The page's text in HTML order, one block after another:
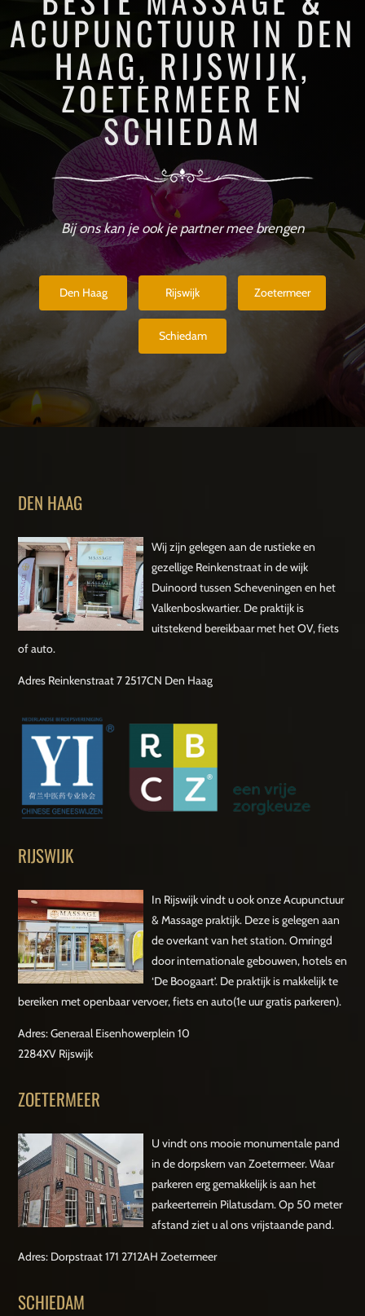
ACUPUNCTUUR IN DEN
HAAG, RIJSWIJK,
ZOETERMEER EN
SCHIEDAM
Bij ons kan je ook je partner mee brengen
Den Haag Rijswijk Zoetermeer
Schiedam
DEN HAAG
Wij zijn gelegen aan de rustieke en
gezellige Reinkenstraat in de wijk
Duinoord tussen Scheveningen en het
Valkenboskwartier. De praktijk is
uitstekend bereikbaar met het OV, fiets
of auto.
Adres Reinkenstraat 7 2517CN Den Haag
RIJSWIJK
In Rijswijk vindt u ook onze Acupunctuur
& Massage praktijk. Deze is gelegen aan
de overkant van het station. Omringd
door internationale gebouwen, hotels en
‘De Boogaart’. De praktijk is makkelijk te
bereiken met openbaar vervoer, fiets en auto(1e uur gratis parkeren).
Adres: Generaal Eisenhowerplein 10
2284XV Rijswijk
ZOETERMEER
U vindt ons mooie monumentale pand
in de dorpskern van Zoetermeer. Waar
parkeren erg gemakkelijk is aan het
parkeerterrein Pilatusdam. Op 50 meter
afstand ziet u al ons vrijstaande pand.
Adres: Dorpstraat 171 2712AH Zoetermeer
SCHIEDAM